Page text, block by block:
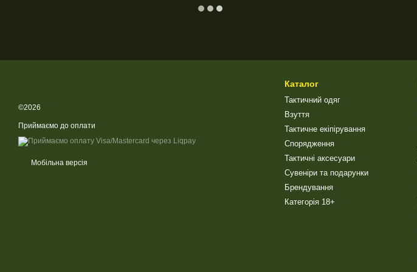
©2026
Приймаємо до оплати
Мобільна версія
Каталог
Тактичний одяг
Взуття
Тактичне екіпірування
Спорядження
Тактичні аксесуари
Сувеніри та подарунки
Брендування
Категорія 18+